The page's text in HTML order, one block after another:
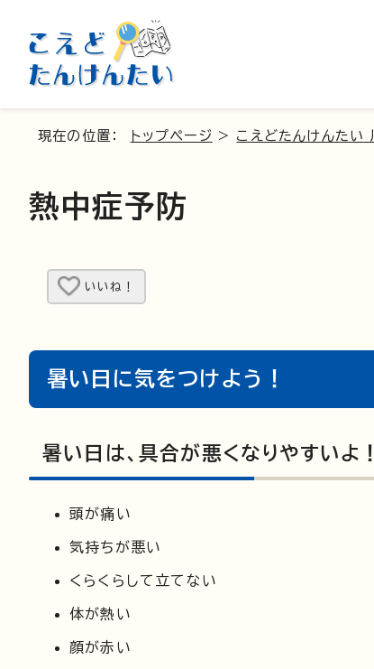
現在の位置： トップページ > こえどたんけんたい
熱中症予防
いいね！
暑い日に気をつけよう！
暑い日は、具合が悪くなりやすいよ！
頭が痛い
気持ちが悪い
くらくらして立てない
体が熱い
顔が赤い